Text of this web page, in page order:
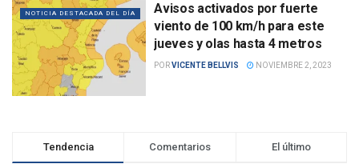
NOTICIA DESTACADA DEL DÍA
Avisos activados por fuerte
viento de 100 km/h para este
jueves y olas hasta 4 metros
PORVICENTE BELLVIS NOVIEMBRE 2, 2023
Tendencia Comentarios El último